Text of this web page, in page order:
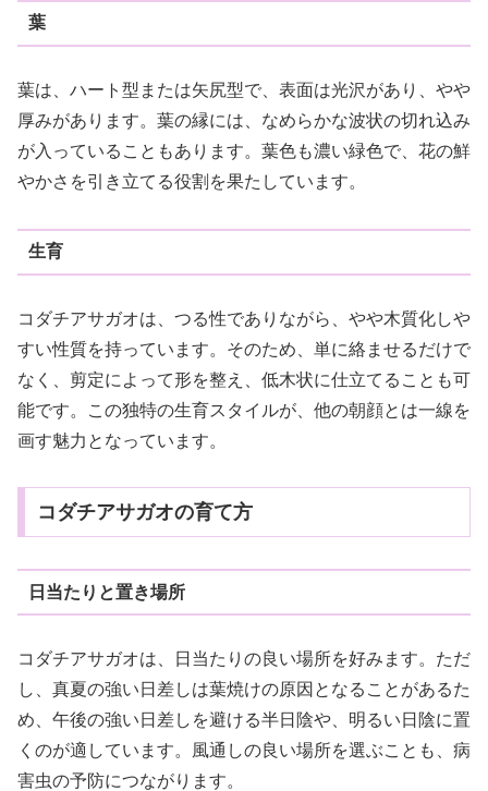
葉
葉は、ハート型または矢尻型で、表面は光沢があり、やや
厚みがあります。葉の縁には、なめらかな波状の切れ込み
が入っていることもあります。葉色も濃い緑色で、花の鮮
やかさを引き立てる役割を果たしています。
生育
コダチアサガオは、つる性でありながら、やや木質化しや
すい性質を持っています。そのため、単に絡ませるだけで
なく、剪定によって形を整え、低木状に仕立てることも可
能です。この独特の生育スタイルが、他の朝顔とは一線を
画す魅力となっています。
コダチアサガオの育て方
日当たりと置き場所
コダチアサガオは、日当たりの良い場所を好みます。ただ
し、真夏の強い日差しは葉焼けの原因となることがあるた
め、午後の強い日差しを避ける半日陰や、明るい日陰に置
くのが適しています。風通しの良い場所を選ぶことも、病
害虫の予防につながります。